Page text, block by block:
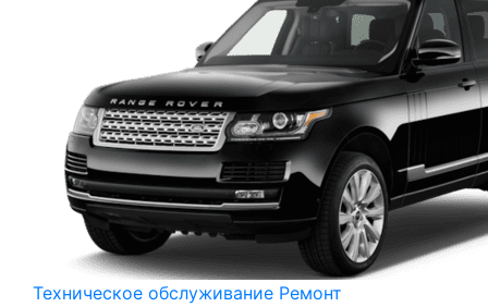
Техническое обслуживание Ремонт